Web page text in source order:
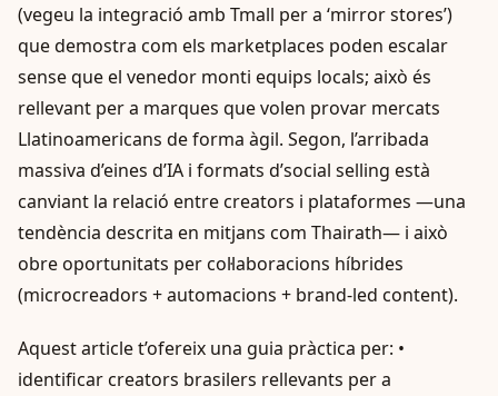
(vegeu la integració amb Tmall per a ‘mirror stores’)
que demostra com els marketplaces poden escalar
sense que el venedor monti equips locals; això és
rellevant per a marques que volen provar mercats
Llatinoamericans de forma àgil. Segon, l’arribada
massiva d’eines d’IA i formats d’social selling està
canviant la relació entre creators i plataformes —una
tendència descrita en mitjans com Thairath— i això
obre oportunitats per col·laboracions híbrides
(microcreadors + automacions + brand‑led content).
Aquest article t’ofereix una guia pràctica per: •
identificar creators brasilers rellevants per a